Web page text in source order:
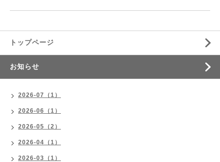
トップページ
お知らせ
2026-07（1）
2026-06（1）
2026-05（2）
2026-04（1）
2026-03（1）